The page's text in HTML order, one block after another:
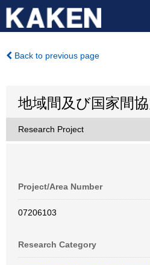
Back to previous page
地域間及び国家間
Research Project
Project/Area Number
07206103
Research Category